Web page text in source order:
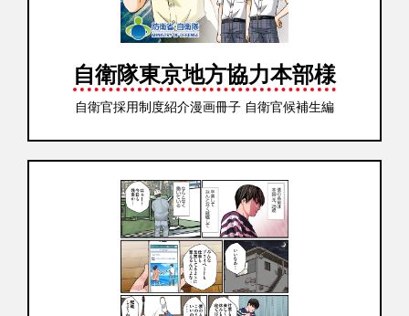
自衛隊東京地方協力本部様
自衛官採用制度紹介漫画冊子 自衛官候補生編